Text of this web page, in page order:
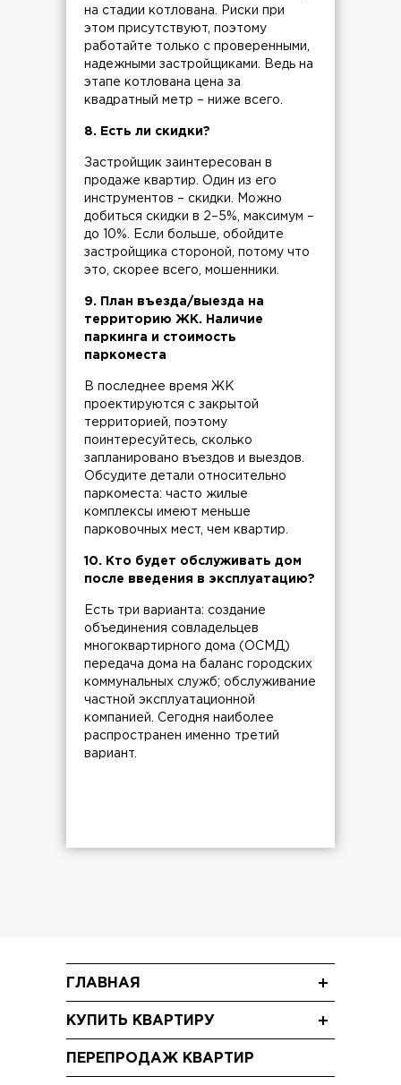
на стадии котлована. Риски при
этом присутствуют, поэтому
работайте только с проверенными,
надежными застройщиками. Ведь на
этапе котлована цена за
квадратный метр – ниже всего.
8. Есть ли скидки?
Застройщик заинтересован в
продаже квартир. Один из его
инструментов – скидки. Можно
добиться скидки в 2–5%, максимум –
до 10%. Если больше, обойдите
застройщика стороной, потому что
это, скорее всего, мошенники.
9. План въезда/выезда на
территорию ЖК. Наличие
паркинга и стоимость
паркоместа
В последнее время ЖК
проектируются с закрытой
территорией, поэтому
поинтересуйтесь, сколько
запланировано въездов и выездов.
Обсудите детали относительно
паркоместа: часто жилые
комплексы имеют меньше
парковочных мест, чем квартир.
10. Кто будет обслуживать дом
после введения в эксплуатацию?
Есть три варианта: создание
объединения совладельцев
многоквартирного дома (ОСМД)
передача дома на баланс городских
коммунальных служб; обслуживание
частной эксплуатационной
компанией. Сегодня наиболее
распространен именно третий
вариант.
ГЛАВНАЯ
Акции
Видео
КУПИТЬ КВАРТИРУ
ПЕРЕПРОДАЖ КВАРТИР